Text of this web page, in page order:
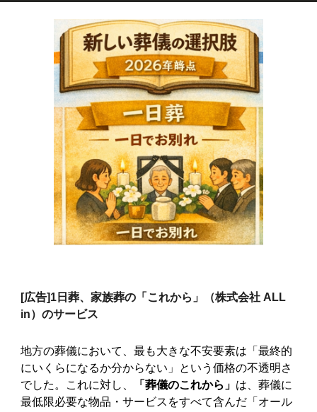
[広告]1日葬、家族葬の「これから」（株式会社 ALL
in）のサービス
地方の葬儀において、最も大きな不安要素は「最終的
にいくらになるか分からない」という価格の不透明さ
でした。これに対し、
「葬儀のこれから」 は、葬儀に
最低限必要な物品・サービスをすべて含んだ「オール